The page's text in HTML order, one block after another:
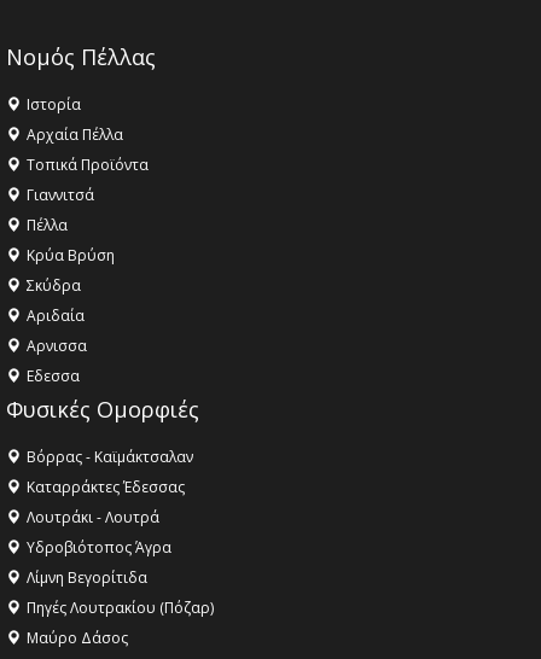
Νομός Πέλλας
Ιστορία
Αρχαία Πέλλα
Τοπικά Προϊόντα
Γιαννιτσά
Πέλλα
Κρύα Βρύση
Σκύδρα
Αριδαία
Aρνισσα
Eδεσσα
Φυσικές Ομορφιές
Βόρρας - Καϊμάκτσαλαν
Καταρράκτες Έδεσσας
Λουτράκι - Λουτρά
Υδροβιότοπος Άγρα
Λίμνη Βεγορίτιδα
Πηγές Λουτρακίου (Πόζαρ)
Μαύρο Δάσος